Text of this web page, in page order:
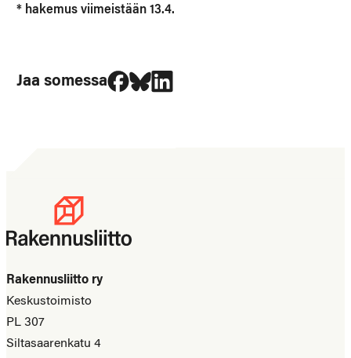
* hakemus viimeistään 13.4.
Jaa somessa
Jaa Facebookissa
Jaa Blueskyssa
Jaa LinkedIn:ssä
Rakennusliitto ry
Keskustoimisto
PL 307
Siltasaarenkatu 4